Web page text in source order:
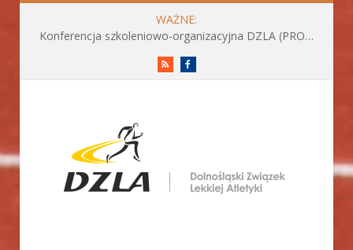
WAŻNE:
Konferencja szkoleniowo-organizacyjna DZLA (PROGRAM już do pobrania)
RSS